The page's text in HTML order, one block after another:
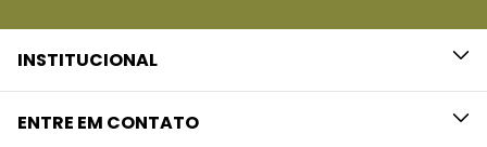
INSTITUCIONAL
ENTRE EM CONTATO